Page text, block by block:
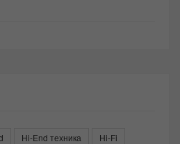
Hi-End техника
Hi-Fi